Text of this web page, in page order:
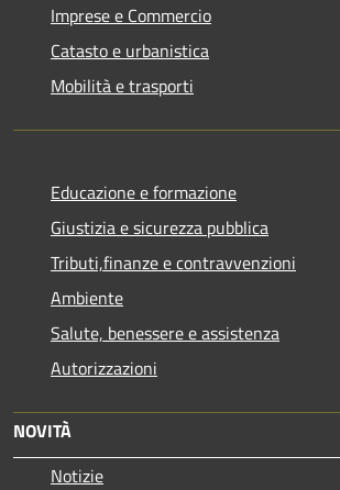
Imprese e Commercio
Catasto e urbanistica
Mobilità e trasporti
Educazione e formazione
Giustizia e sicurezza pubblica
Tributi,finanze e contravvenzioni
Ambiente
Salute, benessere e assistenza
Autorizzazioni
NOVITÀ
Notizie